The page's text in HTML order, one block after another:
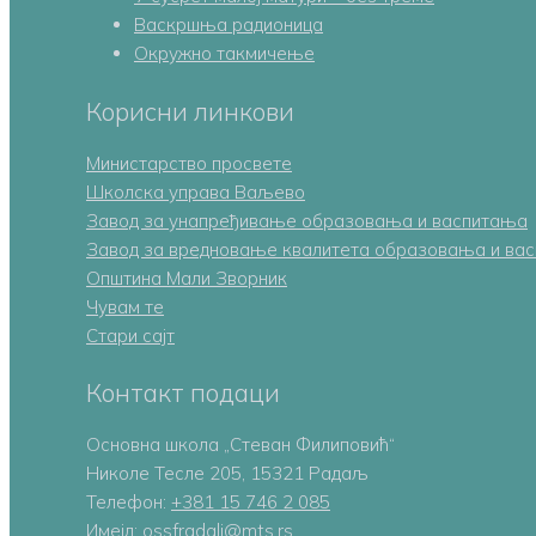
Васкршња радионица
Окружно такмичење
Корисни линкови
Министарство просвете
Школска управа Ваљево
Завод за унапређивање образовања и васпитања
Завод за вредновање квалитета образовања и
Општина Мали Зворник
Чувам те
Стари сајт
Контакт подаци
Основна школа „Стеван Филиповић“
Николе Тесле 205, 15321 Радаљ
Телефон: +381 15 746 2 085
Имејл: ossfradalj@mts.rs